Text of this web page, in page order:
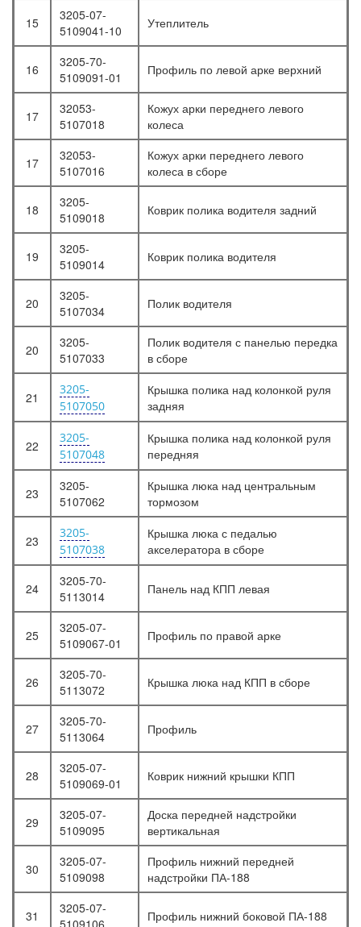
15
3205-07-
5109041-10
Утеплитель
16
3205-70-
5109091-01
Профиль по левой арке верхний
17
32053-
5107018
Кожух арки переднего левого
колеса
17
32053-
5107016
Кожух арки переднего левого
колеса в сборе
18
3205-
5109018
Коврик полика водителя задний
19
3205-
5109014
Коврик полика водителя
20
3205-
5107034
Полик водителя
20
3205-
5107033
Полик водителя с панелью передка
в сборе
21
3205-
5107050
Крышка полика над колонкой руля
задняя
22
3205-
5107048
Крышка полика над колонкой руля
передняя
23
3205-
5107062
Крышка люка над центральным
тормозом
23
3205-
5107038
Крышка люка с педалью
акселератора в сборе
24
3205-70-
5113014
Панель над КПП левая
25
3205-07-
5109067-01
Профиль по правой арке
26
3205-70-
5113072
Крышка люка над КПП в сборе
27
3205-70-
5113064
Профиль
28
3205-07-
5109069-01
Коврик нижний крышки КПП
29
3205-07-
5109095
Доска передней надстройки
вертикальная
30
3205-07-
5109098
Профиль нижний передней
надстройки ПА-188
31
3205-07-
Профиль нижний боковой ПА-188